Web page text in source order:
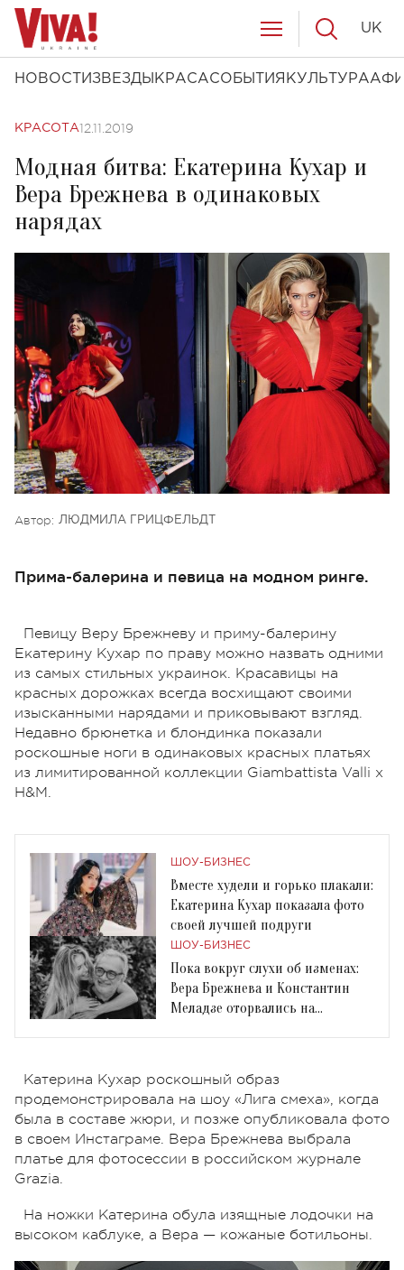
НОВОСТИ ЗВЕЗДЫ КРАСАСОБЫТИЯ КУЛЬТУРА
UK
КРАСОТА12.11.2019
Модная битва: Екатерина Кухар и
Вера Брежнева в одинаковых
нарядах
Автор: ЛЮДМИЛА ГРИЦФЕЛЬДТ
Прима-балерина и певица на модном ринге.
Певицу Веру Брежневу и приму-балерину
Екатерину Кухар по праву можно назвать одними
из самых стильных украинок. Красавицы на
красных дорожках всегда восхищают своими
изысканными нарядами и приковывают взгляд.
Недавно брюнетка и блондинка показали
роскошные ноги в одинаковых красных платьях
из лимитированной коллекции Giambattista Valli x
H&M.
ШОУ-БИЗНЕС
Вместе худели и горько плакали:
Екатерина Кухар показала фото
своей лучшей подруги
ШОУ-БИЗНЕС
Пока вокруг слухи об изменах:
Вера Брежнева и Константин
Меладзе оторвались на
Катерина Кухар роскошный образ
продемонстрировала на шоу «Лига смеха», когда
была в составе жюри, и позже опубликовала фото
в своем Инстаграме. Вера Брежнева выбрала
платье для фотосессии в российском журнале
Grazia.
На ножки Катерина обула изящные лодочки на
высоком каблуке, а Вера — кожаные ботильоны.